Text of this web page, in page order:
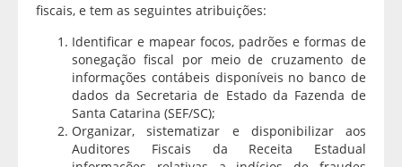
fiscais, e tem as seguintes atribuições:
Identificar e mapear focos, padrões e formas de
sonegação fiscal por meio de cruzamento de
informações contábeis disponíveis no banco de
dados da Secretaria de Estado da Fazenda de
Santa Catarina (SEF/SC);
Organizar, sistematizar e disponibilizar aos
Auditores Fiscais da Receita Estadual